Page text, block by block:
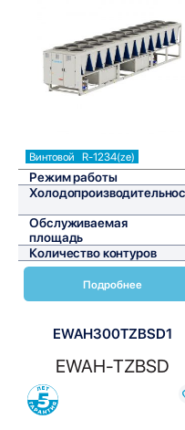
Сравнить
Винтовой R-1234(ze)
Режим работы
Обслуживаемая
площадь
Количество контуров
Подробнее
EWAH300TZBSD1
EWAH-TZBSD